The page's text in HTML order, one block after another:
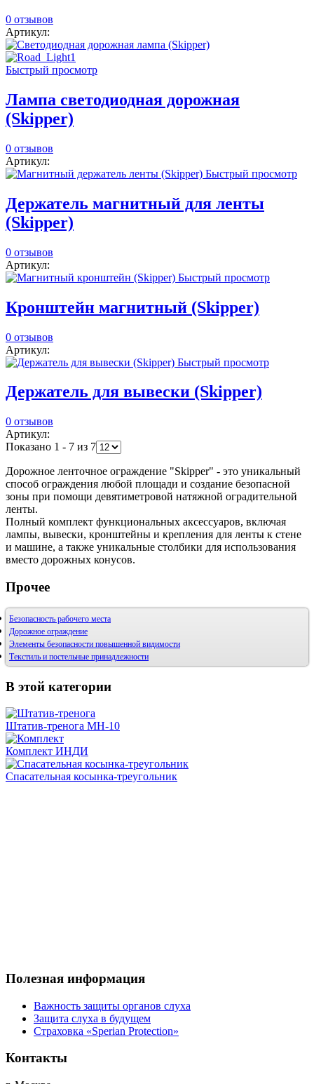
0 отзывов
Артикул:
Быстрый просмотр
Лампа светодиодная дорожная
(Skipper)
0 отзывов
Артикул:
Быстрый просмотр
Держатель магнитный для ленты
(Skipper)
0 отзывов
Артикул:
Быстрый просмотр
Кронштейн магнитный (Skipper)
0 отзывов
Артикул:
Быстрый просмотр
Держатель для вывески (Skipper)
0 отзывов
Артикул:
Показано 1 - 7 из 7
Дорожное ленточное ограждение "Skipper" - это уникальный
способ ограждения любой площади и создание безопасной
зоны при помощи девятиметровой натяжной оградительной
ленты.
Полный комплект функциональных аксессуаров, включая
лампы, вывески, кронштейны и крепления для ленты к стене
и машине, а также уникальные столбики для использования
вместо дорожных конусов.
Прочее
Безопасность рабочего места
Дорожное ограждение
Элементы безопасности повышенной видимости
Текстиль и постельные принадлежности
В этой категории
Штатив-тренога MН-10
Комплект ИНДИ
Спасательная косынка-треугольник
Полезная информация
Важность защиты органов слуха
Защита слуха в будущем
Страховка «Sperian Protection»
Контакты